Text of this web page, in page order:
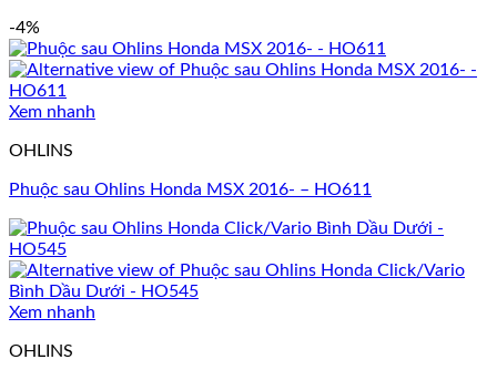
-4%
Xem nhanh
OHLINS
Phuộc sau Ohlins Honda MSX 2016- – HO611
Xem nhanh
OHLINS